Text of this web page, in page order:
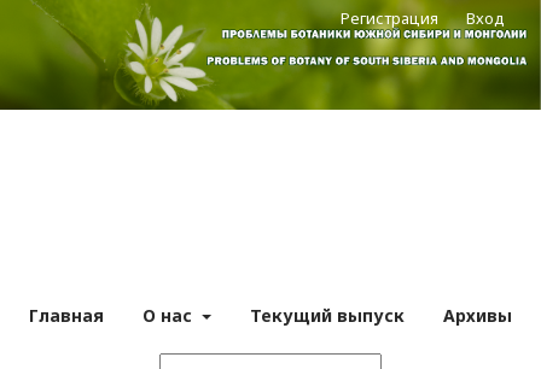
Главная О нас Текущий выпуск Архивы
Регистрация Вход